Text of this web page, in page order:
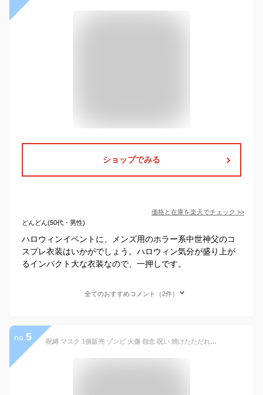
ショップでみる
価格と在庫を楽天でチェック >>
どんどん(50代・男性)
ハロウィンイベントに、メンズ用のホラー系中世神父のコ
スプレ衣装はいかがでしょう。ハロウィン気分が盛り上が
るインパクト大な衣装なので、一押しです。
全てのおすすめコメント（2件）
no. 5 呪縛 マスク 1個販売 ゾンビ 火傷 怨念 呪い 焼けたただれた 幽霊 ホラー映画 妖怪 パーティーグッズ 変顔 お面 覆面 衣装 変装 流行 仮装 コスプレ 忘年会 新年会 おもしろい 宴会 面白い ハロウィーン メンズ レディース キッズ プレゼント イベント会場 リモート 調整可